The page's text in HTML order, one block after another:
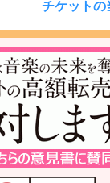
チケットの